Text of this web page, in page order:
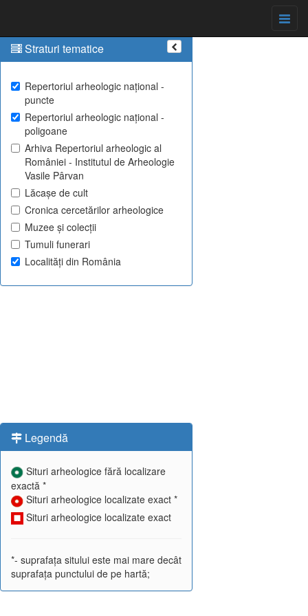
Straturi tematice
Repertoriul arheologic național -
puncte
Repertoriul arheologic național -
poligoane
Arhiva Repertoriul arheologic al
României - Institutul de Arheologie
Vasile Pârvan
Lăcașe de cult
Cronica cercetărilor arheologice
Muzee și colecții
Tumuli funerari
Localități din România
Legendă
Situri arheologice fără localizare
exactă *
Situri arheologice localizate exact *
Situri arheologice localizate exact
*- suprafața sitului este mai mare decât
suprafața punctului de pe hartă;